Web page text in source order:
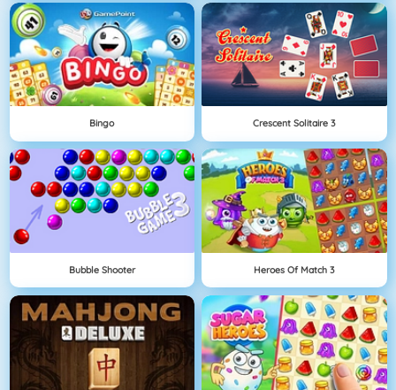
Bingo Crescent Solitaire 3
Bubble Shooter Heroes Of Match 3